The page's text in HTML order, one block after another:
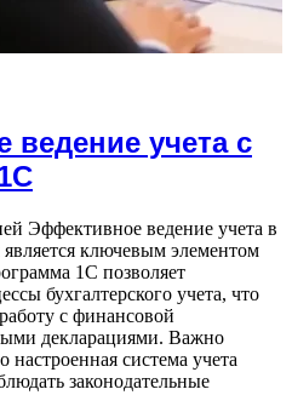
учета с
Эффективное ведение учета в
ключевым элементом
1С позволяет
бухгалтерского учета, что
с финансовой
декларациями. Важно
система учета
законодательные